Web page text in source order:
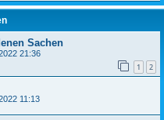
Sachen
21:36
1 2
11:13